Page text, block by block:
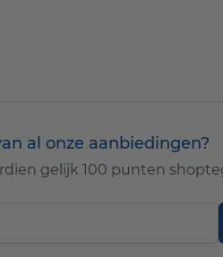
al onze aanbiedingen?
gelijk 100 punten